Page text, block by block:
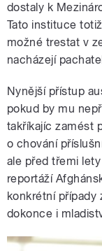
dostaly k
Tato instituce
možné trestat v
nacházejí
Nynější přístup
pokud by mu
takříkajíc zamést
o chování
ale před třemi
reportáží
konkrétní případy
dokonce i